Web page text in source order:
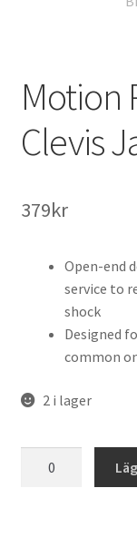
Motion
Clevis
379kr
Open-end
service to
shock
Designed
common
2 i lager